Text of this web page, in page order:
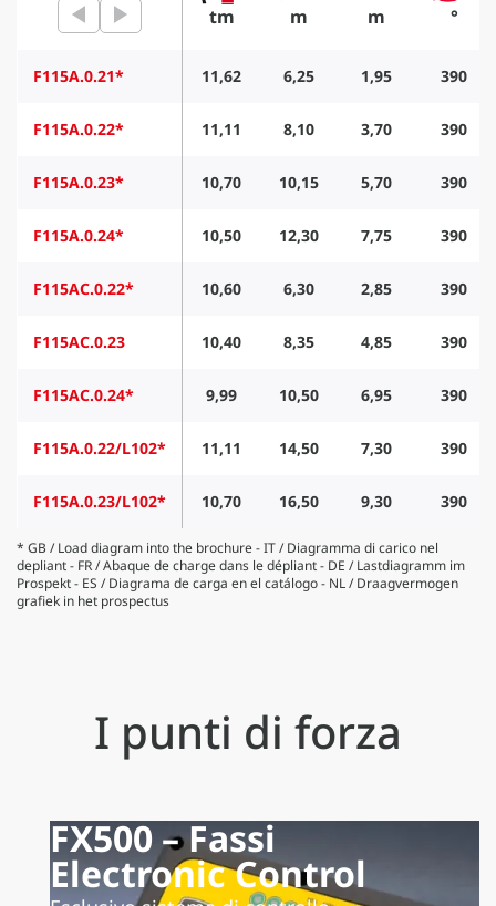
tm
m m °
F115A.0.21* 11,62 6,25 1,95 390
F115A.0.22* 11,11 8,10 3,70 390
F115A.0.23* 10,70 10,15 5,70 390
F115A.0.24* 10,50 12,30 7,75 390
F115AC.0.22* 10,60 6,30 2,85 390
F115AC.0.23 10,40 8,35 4,85 390
F115AC.0.24* 9,99 10,50 6,95 390
F115A.0.22/L102* 11,11 14,50 7,30 390
F115A.0.23/L102* 10,70 16,50 9,30 390
* GB / Load diagram into the brochure - IT / Diagramma di carico nel
depliant - FR / Abaque de charge dans le dépliant - DE / Lastdiagramm im
Prospekt - ES / Diagrama de carga en el catálogo - NL / Draagvermogen
grafiek in het prospectus
I punti di forza
FX500 – Fassi
Electronic Control